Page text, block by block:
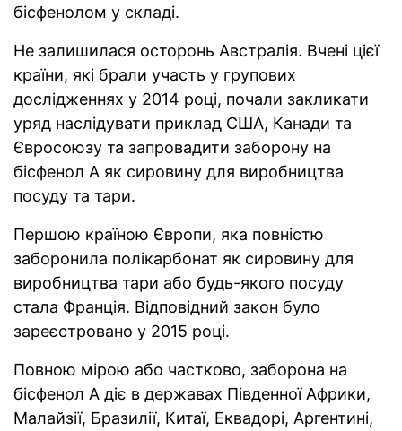
бісфенолом у складі.
Не залишилася осторонь Австралія. Вчені цієї
країни, які брали участь у групових
дослідженнях у 2014 році, почали закликати
уряд наслідувати приклад США, Канади та
Євросоюзу та запровадити заборону на
бісфенол А як сировину для виробництва
посуду та тари.
Першою країною Європи, яка повністю
заборонила полікарбонат як сировину для
виробництва тари або будь-якого посуду
стала Франція. Відповідний закон було
зареєстровано у 2015 році.
Повною мірою або частково, заборона на
бісфенол А діє в державах Південної Африки,
Малайзії, Бразилії, Китаї, Еквадорі, Аргентині,